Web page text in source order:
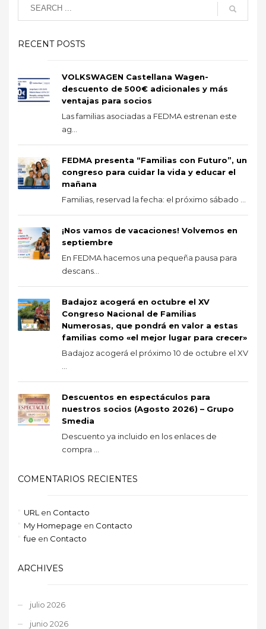
RECENT POSTS
VOLKSWAGEN Castellana Wagen-
descuento de 500€ adicionales y más
ventajas para socios
Las familias asociadas a FEDMA estrenan este
ag...
FEDMA presenta “Familias con Futuro”, un
congreso para cuidar la vida y educar el
mañana
Familias, reservad la fecha: el próximo sábado ...
¡Nos vamos de vacaciones! Volvemos en
septiembre
En FEDMA hacemos una pequeña pausa para
descans...
Badajoz acogerá en octubre el XV
Congreso Nacional de Familias
Numerosas, que pondrá en valor a estas
familias como «el mejor lugar para crecer»
Badajoz acogerá el próximo 10 de octubre el XV
Descuentos en espectáculos para
nuestros socios (Agosto 2026) – Grupo
Smedia
Descuento ya incluido en los enlaces de
compra ...
COMENTARIOS RECIENTES
URL en Contacto
My Homepage en Contacto
fue en Contacto
ARCHIVES
julio 2026
junio 2026